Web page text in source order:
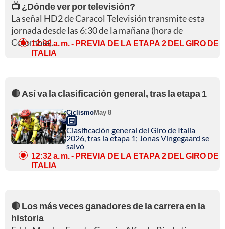
📺 ¿Dónde ver por televisión?
La señal HD2 de Caracol Televisión transmite esta
jornada desde las 6:30 de la mañana (hora de
Colombia).
12:32 a. m.- PREVIA DE LA ETAPA 2 DEL GIRO DE
ITALIA
🔴 Así va la clasificación general, tras la etapa 1
CiclismoMay 8
Clasificación general del Giro de Italia
2026, tras la etapa 1; Jonas Vingegaard se
salvó
12:32 a. m.- PREVIA DE LA ETAPA 2 DEL GIRO DE
ITALIA
🔴 Los más veces ganadores de la carrera en la
historia